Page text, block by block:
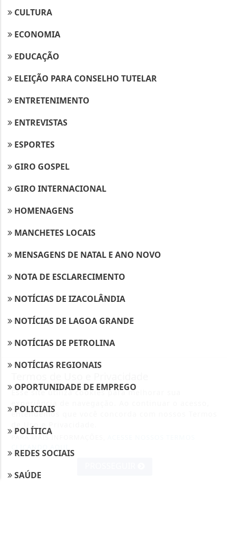
CULTURA
ECONOMIA
EDUCAÇÃO
ELEIÇÃO PARA CONSELHO TUTELAR
ENTRETENIMENTO
ENTREVISTAS
ESPORTES
GIRO GOSPEL
GIRO INTERNACIONAL
HOMENAGENS
MANCHETES LOCAIS
MENSAGENS DE NATAL E ANO NOVO
NOTA DE ESCLARECIMENTO
NOTÍCIAS DE IZACOLÂNDIA
NOTÍCIAS DE LAGOA GRANDE
NOTÍCIAS DE PETROLINA
NOTÍCIAS REGIONAIS
OPORTUNIDADE DE EMPREGO
POLICIAIS
POLÍTICA
REDES SOCIAIS
SAÚDE
Esse site utiliza cookies para melhorar sua
entendemos que você concorda com nossos Termos
de Uso e Privacidade.
PARA MAIS INFORMAÇÕES,